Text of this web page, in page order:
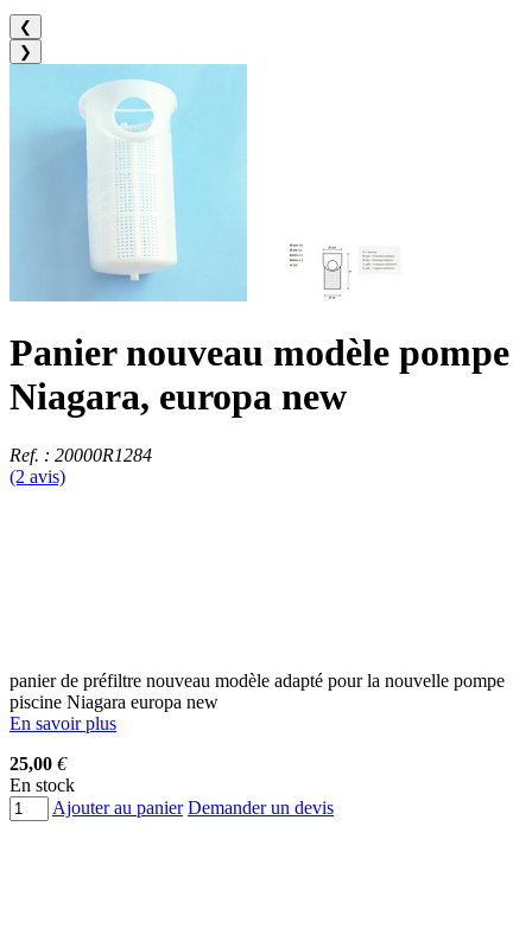
❮
❯
Panier nouveau modèle pompe
Niagara, europa new
Ref. : 20000R1284
(2 avis)
panier de préfiltre nouveau modèle adapté pour la nouvelle pompe
piscine Niagara europa new
En savoir plus
25,00 €
En stock
Ajouter au panier Demander un devis